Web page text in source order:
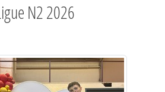
N2 2026